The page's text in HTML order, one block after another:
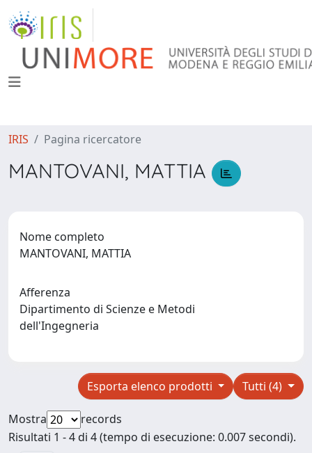
IRIS Pagina ricercatore
MANTOVANI, MATTIA
Nome completo
MANTOVANI, MATTIA
Afferenza
Dipartimento di Scienze e Metodi
dell'Ingegneria
Tutti (4)
Esporta elenco prodotti
Mostra
records
Risultati 1 - 4 di 4 (tempo di esecuzione: 0.007 secondi).